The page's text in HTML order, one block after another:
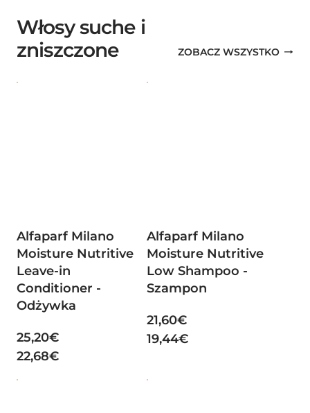
Włosy suche i
zniszczone
ZOBACZ WSZYSTKO
Alfaparf Milano
Moisture Nutritive
Leave-in
Conditioner -
Odżywka
25,20€
22,68€
Alfaparf Milano
Moisture Nutritive
Low Shampoo -
Szampon
21,60€
19,44€